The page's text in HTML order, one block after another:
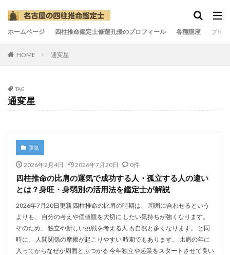
ホームページ 四柱推命鑑定士修蓮孔優のプロフィール 各種講座 ブログ
HOME 通変星
TAG
通変星
運気
2026年2月4日 2026年7月20日 0件
四柱推命の比肩の運気で成功する人・孤立する人の違い
とは？身旺・身弱別の活用法を鑑定士が解説
2026年7月20日更新 四柱推命の比肩の時期は、 周囲に合わせるという
よりも、 自分の考えや価値観を大切に したい気持ちが強くなります。
そのため、 独立や新しい挑戦を考える人 も自然と多くなります。 と同
時に、 人間関係の摩擦が起こりやすい 時期でもあります。 比肩の年に
入ってからなぜか周囲とぶつかる 今年独立や起業をスタートさせて良い